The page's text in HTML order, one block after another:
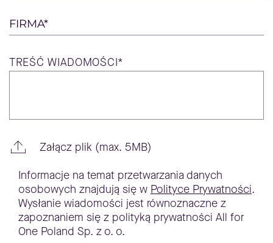
FIRMA*
TREŚĆ WIADOMOŚCI*
Załącz plik (max. 5MB)
Informacje na temat przetwarzania danych
osobowych znajdują się w Polityce Prywatności.
Wysłanie wiadomości jest równoznaczne z
zapoznaniem się z polityką prywatności All for
One Poland Sp. z o. o.